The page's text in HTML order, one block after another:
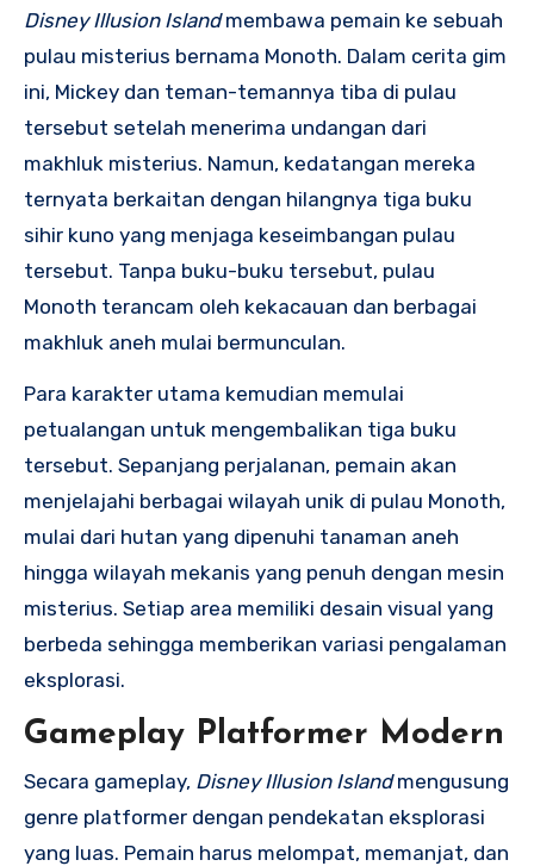
Disney Illusion Islandmembawa pemain ke sebuah
pulau misterius bernama Monoth. Dalam cerita gim
ini, Mickey dan teman-temannya tiba di pulau
tersebut setelah menerima undangan dari
makhluk misterius. Namun, kedatangan mereka
ternyata berkaitan dengan hilangnya tiga buku
sihir kuno yang menjaga keseimbangan pulau
tersebut. Tanpa buku-buku tersebut, pulau
Monoth terancam oleh kekacauan dan berbagai
makhluk aneh mulai bermunculan.
Para karakter utama kemudian memulai
petualangan untuk mengembalikan tiga buku
tersebut. Sepanjang perjalanan, pemain akan
menjelajahi berbagai wilayah unik di pulau Monoth,
mulai dari hutan yang dipenuhi tanaman aneh
hingga wilayah mekanis yang penuh dengan mesin
misterius. Setiap area memiliki desain visual yang
berbeda sehingga memberikan variasi pengalaman
eksplorasi.
Gameplay Platformer Modern
Secara gameplay, Disney Illusion Islandmengusung
genre platformer dengan pendekatan eksplorasi
yang luas. Pemain harus melompat, memanjat, dan